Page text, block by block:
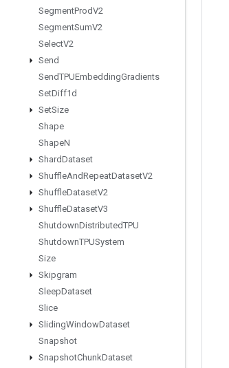
SegmentProdV2
SegmentSumV2
SelectV2
Send
SendTPUEmbeddingGradients
SetDiff1d
SetSize
Shape
ShapeN
ShardDataset
ShuffleAndRepeatDatasetV2
ShuffleDatasetV2
ShuffleDatasetV3
ShutdownDistributedTPU
ShutdownTPUSystem
Size
Skipgram
SleepDataset
Slice
SlidingWindowDataset
Snapshot
SnapshotChunkDataset